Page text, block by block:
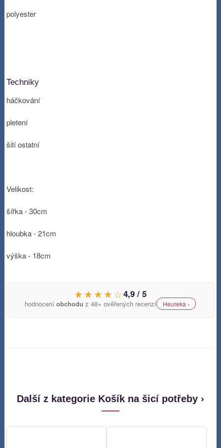
polyester
Techniky
háčkování
pletení
šití ostatní
Velikost:
šířka - 30cm
hloubka - 21cm
výška - 18cm
★★★★☆4,9 / 5
hodnoceníobchodu z 48+ ověřených recenzí Heureka ›
Další z kategorie Košík na šicí potřeby ›